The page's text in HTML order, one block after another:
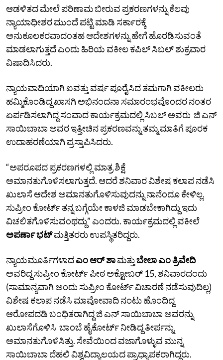
ಆಡಳಿತದ ಮೇಲೆ ಪರಿಣಾಮ ಬೀರುವ ಪ್ರಕರಣಗಳನ್ನು ಕೆಲವು
ನ್ಯಾಯಾಧೀಶರ ಮುಂದೆ ಪಟ್ಟಿ ಮಾಡಿ ಸರ್ಕಾರಕ್ಕೆ
ಅನುಕೂಲಕರವಾದಂತಹ ಆದೇಶಗಳನ್ನು ಹೇಗೆ ಹೊರಡಿಸುವಂತೆ
ಮಾಡಲಾಗುತ್ತದೆ ಎಂದು ಹಿರಿಯ ವಕೀಲ ಕಪಿಲ್ ಸಿಬಲ್ ಶುಕ್ರವಾರ
ವಿಷಾದಿಸಿದರು.
ನ್ಯಾಯವಾದಿಯಾಗಿ ಐವತ್ತು ವರ್ಷ ಪೂರೈಸಿದ ತಮಗಾಗಿ ವಕೀಲರು
ಹಮ್ಮಿಕೊಂಡಿದ್ದ ಖಾಸಗಿ ಅಭಿನಂದನಾ ಸಮಾರಂಭವೊಂದರ ನಂತರ
ಏರ್ಪಡಿಸಲಾಗಿದ್ದ ಸಂವಾದ ಕಾರ್ಯಕ್ರಮದಲ್ಲಿ ಸಿಬಲ್‌ ಅವರು ಜಿ ಎನ್
ಸಾಯಿಬಾಬಾ ಅವರ ಇತ್ತೀಚಿನ ಪ್ರಕರಣವನ್ನು ತಮ್ಮ ಮಾತಿಗೆ ಪೂರಕ
ಉದಾಹರಣೆಯಾಗಿ ಪ್ರಸ್ತಾಪಿಸಿದರು.
“ಅಪರೂಪದ ಪ್ರಕರಣಗಳಲ್ಲಿ ಮಾತ್ರ ಶಿಕ್ಷೆ
ಅಮಾನತುಗೊಳಿಸಲಾಗುತ್ತದೆ. ಆದರೆ ಶನಿವಾರ ವಿಶೇಷ ಕಲಾಪ ನಡೆಸಿ
ಖುಲಾಸೆ ಆದೇಶ ಅಮಾನತುಗೊಳಿಸುವುದನ್ನು ನಾನೆಂದೂ ಕೇಳಿಲ್ಲ.
ಸುಪ್ರೀಂ ಕೋರ್ಟ್‌ ತನ್ನ ಬಗ್ಗೆಯೇ ಕಾಳಜಿ ಮಾಡಬೇಕಾಗಿದ್ದು ಇದು
ವಿಚಲಿತಗೊಳಿಸುವಂಥದ್ದು” ಎಂದರು. ಕಾರ್ಯಕ್ರಮದಲ್ಲಿ ವಕೀಲೆ
ಅಪರ್ಣಾ ಭಟ್‌ಮತ್ತಿತರರು ಉಪಸ್ಥಿತರಿದ್ದರು.
ನ್ಯಾಯಮೂರ್ತಿಗಳಾದಎಂ ಆರ್ ಶಾಮತ್ತುಬೇಲಾ ಎಂ ತ್ರಿವೇದಿ
ಅವರಿದ್ದ ಸುಪ್ರೀಂ ಕೋರ್ಟ್ ಪೀಠ ಅಕ್ಟೋಬರ್ 15, ಶನಿವಾರದಂದು
(ಸಾಮಾನ್ಯವಾಗಿ ಅಂದು ಸುಪ್ರೀಂ ಕೋರ್ಟ್‌ ವಿಚಾರಣೆ ನಡೆಸುವುದಿಲ್ಲ)
ವಿಶೇಷ ಕಲಾಪ ನಡೆಸಿ ಮಾವೋವಾದಿ ನಂಟು ಹೊಂದಿದ್ದ
ಆರೋಪದಡಿ ಬಂಧಿತರಾಗಿದ್ದ ಜಿ ಎನ್ ಸಾಯಿಬಾಬಾ ಅವರನ್ನು
ಖುಲಾಸೆಗೊಳಿಸಿ ಬಾಂಬೆ ಹೈಕೋರ್ಟ್ ನೀಡಿದ್ದ ತೀರ್ಪನ್ನು
ಅಮಾನತುಗೊಳಿಸಿತ್ತು. ಸೇವೆಯಿಂದ ವಜಾಗೊಳ್ಳುವ ಮುನ್ನ
ಸಾಯಿಬಾಬಾ ದೆಹಲಿ ವಿಶ್ವವಿದ್ಯಾಲಯದ ಪ್ರಾಧ್ಯಾಪಕರಾಗಿದ್ದರು.